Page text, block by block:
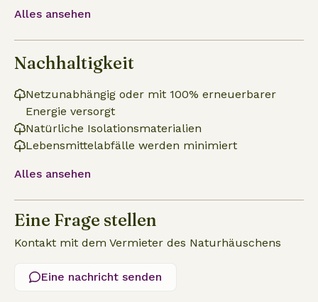
Alles ansehen
Nachhaltigkeit
Netzunabhängig oder mit 100% erneuerbarer
Energie versorgt
Natürliche Isolationsmaterialien
Lebensmittelabfälle werden minimiert
Alles ansehen
Eine Frage stellen
Kontakt mit dem Vermieter des Naturhäuschens
Eine nachricht senden